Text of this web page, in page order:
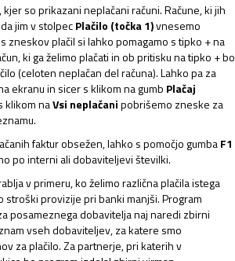
so prikazani neplačani računi. Račune, ki jih
jim v stolpecPlačilo (točka 1)vnesemo
zneskov plačil si lahko pomagamo s tipko + na
ki ga želimo plačati in ob pritisku na tipko + bo
(celoten neplačan del računa). Lahko pa za
ekranu in sicer s klikom na gumb Plačaj
klikom naVsi neplačanipobrišemo zneske za
faktur obsežen, lahko s pomočjo gumbaF1
po interni ali dobaviteljevi številki.
v primeru, ko želimo različna plačila istega
stroški provizije pri banki manjši. Program
posameznega dobavitelja naj naredi zbirni
vseh dobaviteljev, za katere smo
za plačilo. Za partnerje, pri katerih v